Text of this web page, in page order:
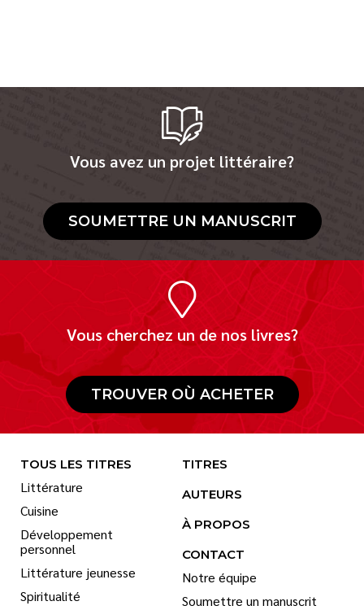
Vous avez un projet littéraire?
SOUMETTRE UN MANUSCRIT
Vous cherchez un de nos livres?
TROUVER OÙ ACHETER
TOUS LES TITRES
Littérature
Cuisine
Développement
personnel
Littérature jeunesse
Spiritualité
TITRES
AUTEURS
À PROPOS
CONTACT
Notre équipe
Soumettre un manuscrit